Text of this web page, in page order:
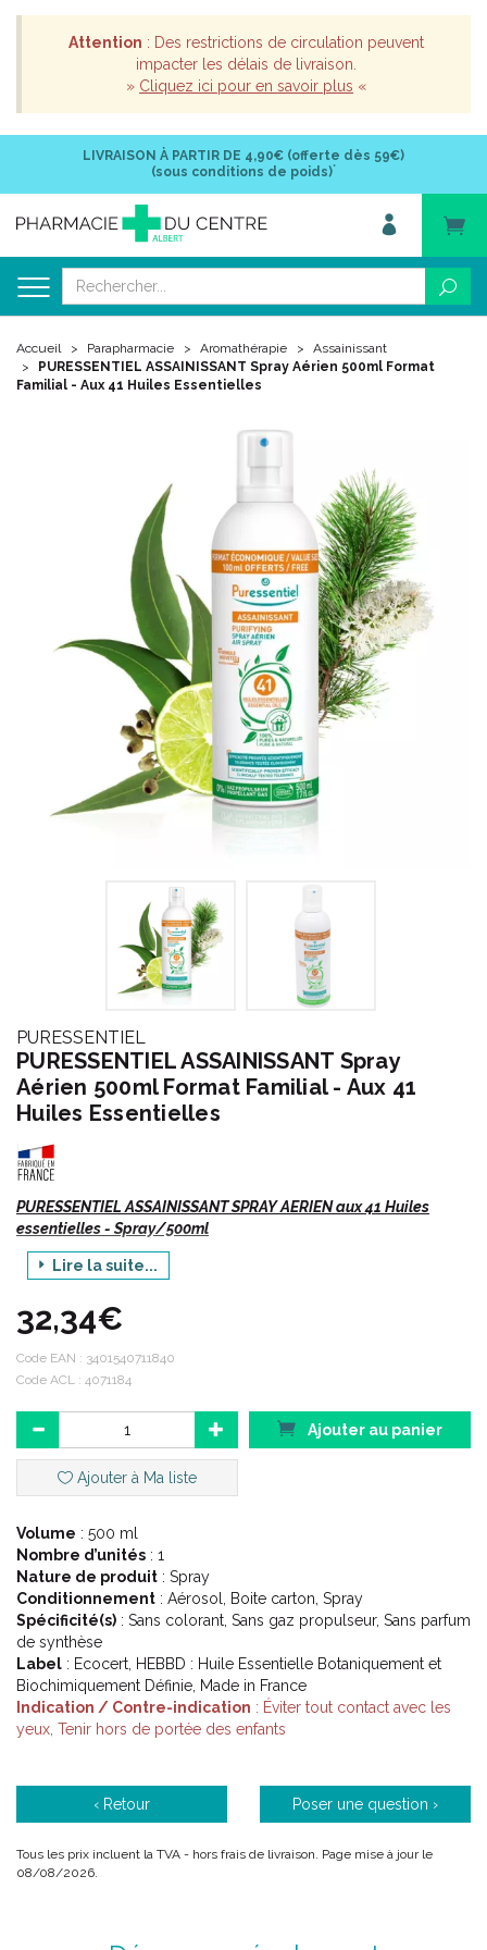
Attention : Des restrictions de circulation peuvent
impacter les délais de livraison.
» Cliquez ici pour en savoir plus «
LIVRAISON À PARTIR DE 4,90€ (offerte dès 59€)
(sous conditions de poids)*
Accueil Parapharmacie Aromathérapie
Assainissant
PURESSENTIEL ASSAINISSANT Spray Aérien 500ml Format
Familial - Aux 41 Huiles Essentielles
PURESSENTIEL
PURESSENTIEL ASSAINISSANT Spray
Aérien 500ml Format Familial - Aux 41
Huiles Essentielles
PURESSENTIEL ASSAINISSANT SPRAY AERIEN aux 41 Huiles
essentielles - Spray/500ml
Produit issu de l’aromathérapie - HEBBD (Huile essentielle
• ACARICIDE
• FONGICIDE
• VIRUCIDE
Biocide TP 02, TP 18, et TP 19.
Pour aider à :
• Chasser les acariens, germes, virus, champignons
microscopiques, mauvaises odeurs…
• Limiter les sources d' allergies
Lire la suite...
32,34€
Code EAN : 3401540711840
Code ACL : 4071184
Ajouter au panier
Ajouter à Ma liste
Volume : 500 ml
Nombre d’unités : 1
Nature de produit : Spray
Conditionnement : Aérosol, Boite carton, Spray
Spécificité(s) : Sans colorant, Sans gaz propulseur, Sans parfum
de synthèse
Label : Ecocert, HEBBD : Huile Essentielle Botaniquement et
Biochimiquement Définie, Made in France
Indication / Contre-indication : Éviter tout contact avec les
yeux, Tenir hors de portée des enfants
‹ Retour Poser une question ›
Tous les prix incluent la TVA - hors frais de livraison. Page mise à jour le
08/08/2026.